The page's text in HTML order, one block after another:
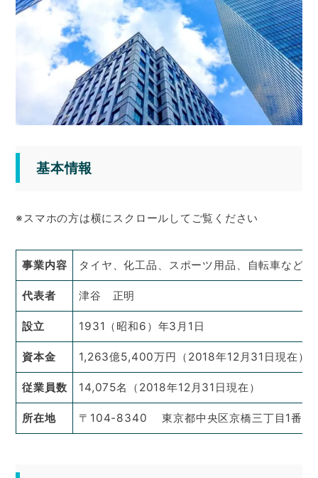
基本情報
※スマホの方は横にスクロールしてご覧ください
事業内容 タイヤ、化工品、スポーツ用品、自転車など
代表者 津谷 正明
設立 1931（昭和6）年3月1日
資本金 1,263億5,400万円（2018年12月31日現在）
従業員数 14,075名（2018年12月31日現在）
所在地 〒104-8340 東京都中央区京橋三丁目1番1